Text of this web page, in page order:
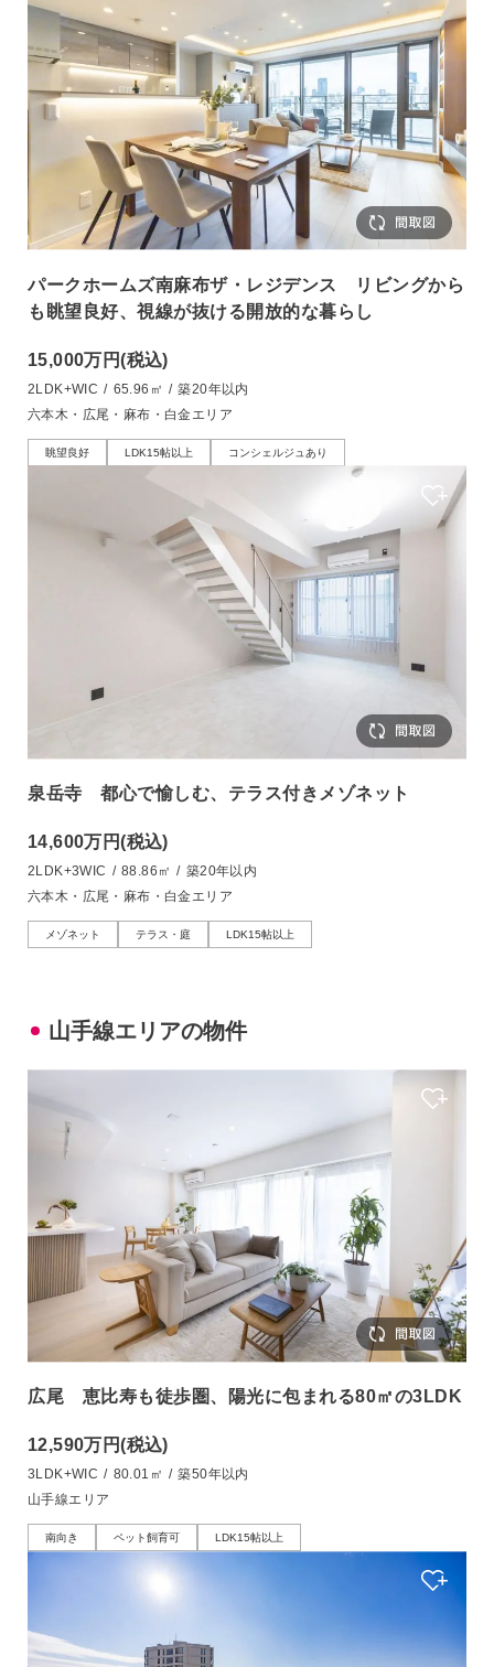
パークホームズ南麻布ザ・レジデンス リビングから
も眺望良好、視線が抜ける開放的な暮らし
15,000万円(税込)
2LDK+WIC / 65.96㎡ / 築20年以内
六本木・広尾・麻布・白金エリア
眺望良好 LDK15帖以上 コンシェルジュあり
泉岳寺 都心で愉しむ、テラス付きメゾネット
14,600万円(税込)
2LDK+3WIC / 88.86㎡ / 築20年以内
六本木・広尾・麻布・白金エリア
メゾネット テラス・庭 LDK15帖以上
山手線エリアの物件
広尾 恵比寿も徒歩圏、陽光に包まれる80㎡の3LDK
12,590万円(税込)
3LDK+WIC / 80.01㎡ / 築50年以内
山手線エリア
南向き ペット飼育可 LDK15帖以上